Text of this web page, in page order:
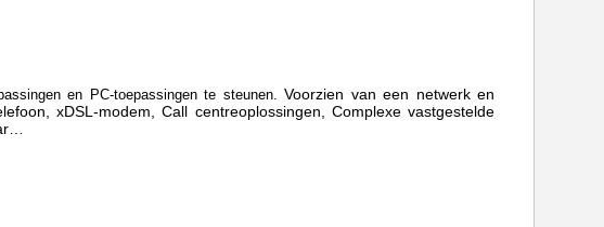
en PC-toepassingen te steunen. Voorzien van een netwerk en
xDSL-modem,
Call centreoplossingen, Complexe vastgestelde